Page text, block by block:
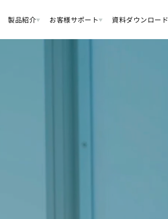
製品紹介 お客様サポート 資料ダウンロード